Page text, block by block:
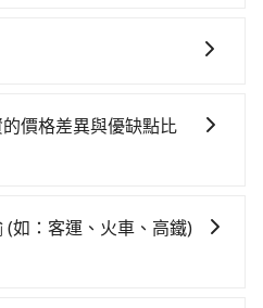
人獨行，交通費總計3,450
縱使幸運攔到一輛小黃了，
表收費，看乘客是外地人便
不僅至少額外負擔310元車
鐘在轉乘與等車上，現在還
，雖已將eTag和可能的每小
C、Vios這類乘坐體驗較
位，更是沒有較大的七人座
次租車都好像在開樂透一
明已經預約了時間但上一位
前預約，或偏好臨時叫車，
或隔天也要原路返回，台南
好叫，建議事先做好規劃。
或服務品質上，tripool都是
最佳選擇。
(3) 全台服務，不分城市與郊
非常專業且親切！讓他們的
價格差異與優缺點比
根據自己的需求安排時間和
司機還會提供各種旅遊建議
如：客運、火車、高鐵)